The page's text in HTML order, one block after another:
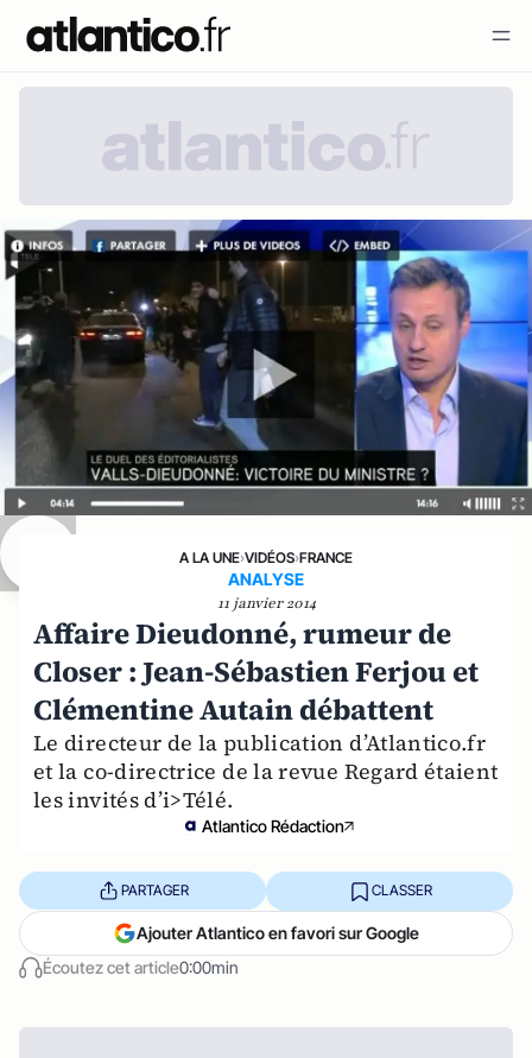
A LA UNE›VIDÉOS›FRANCE
ANALYSE
11 janvier 2014
Affaire Dieudonné, rumeur de
Closer : Jean-Sébastien Ferjou et
Clémentine Autain débattent
Le directeur de la publication d’Atlantico.fr
et la co-directrice de la revue Regard étaient
les invités d’i>Télé.
Atlantico Rédaction
Écoutez cet article0:00min
PARTAGER CLASSER
Ajouter Atlantico en favori sur Google